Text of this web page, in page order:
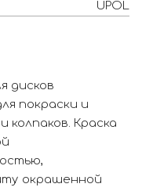
UPOL
дисков
покраски и
колпаков. Краска
окрашенной